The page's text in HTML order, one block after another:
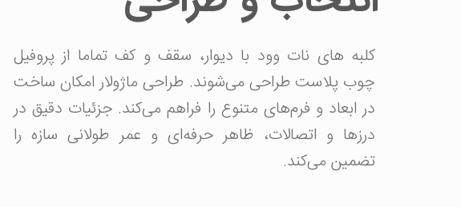
کلبه های نات وود با دیوار، سقف و کف تماما از پروفیل
چوب پلاست طراحی می‌شوند. طراحی ماژولار امکان ساخت
در ابعاد و فرم‌های متنوع را فراهم می‌کند. جزئیات دقیق در
درزها و اتصالات، ظاهر حرفه‌ای و عمر طولانی سازه را
تضمین می‌کند.